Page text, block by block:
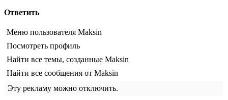
Ответить
Меню пользователя Maksin
Посмотреть профиль
Найти все темы, созданные Maksin
Найти все сообщения от Maksin
Эту рекламу можно отключить.